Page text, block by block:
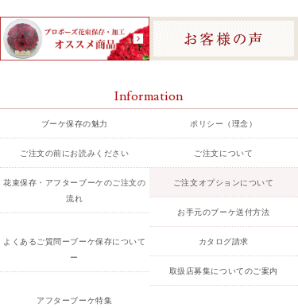
Information
ブーケ保存の魅力 ポリシー（理念）
ご注文の前にお読みください ご注文について
花束保存・アフターブーケのご注文の
流れ
ご注文オプションについて
お手元のブーケ送付方法
よくあるご質問ーブーケ保存について
ー
カタログ請求
取扱店募集についてのご案内
アフターブーケ特集